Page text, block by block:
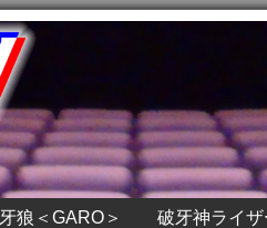
牙狼＜GARO＞ 破牙神ライザ